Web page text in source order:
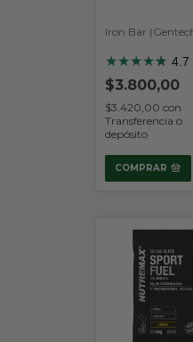
Iron Bar
★★★★★
★ 4.7
$3.800,00
$3.420,00 con
Transferencia o
depósito
COMPRAR